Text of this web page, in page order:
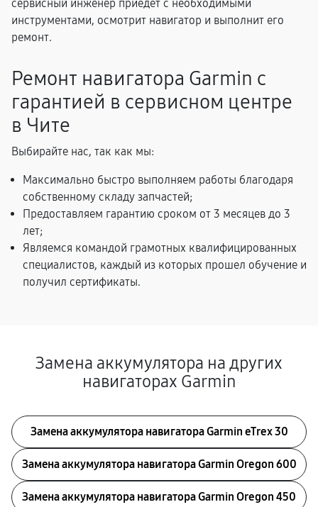
сервисный инженер приедет с необходимыми
инструментами, осмотрит навигатор и выполнит его
ремонт.
Ремонт навигатора Garmin с
гарантией в сервисном центре
в Чите
Выбирайте нас, так как мы:
Максимально быстро выполняем работы благодаря
собственному складу запчастей;
Предоставляем гарантию сроком от 3 месяцев до 3
лет;
Являемся командой грамотных квалифицированных
специалистов, каждый из которых прошел обучение и
получил сертификаты.
Замена аккумулятора на других
навигаторах Garmin
Замена аккумулятора навигатора Garmin eTrex 30
Замена аккумулятора навигатора Garmin Oregon 600
Замена аккумулятора навигатора Garmin Oregon 450